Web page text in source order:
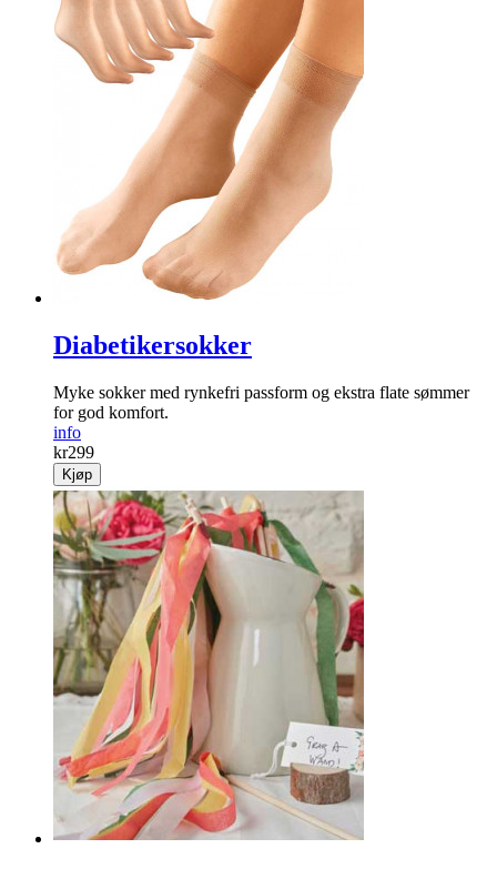
Diabetikersokker
Myke sokker med rynke­fri passform og ekstra flate sømmer
for god komfort.
info
kr299
Kjøp